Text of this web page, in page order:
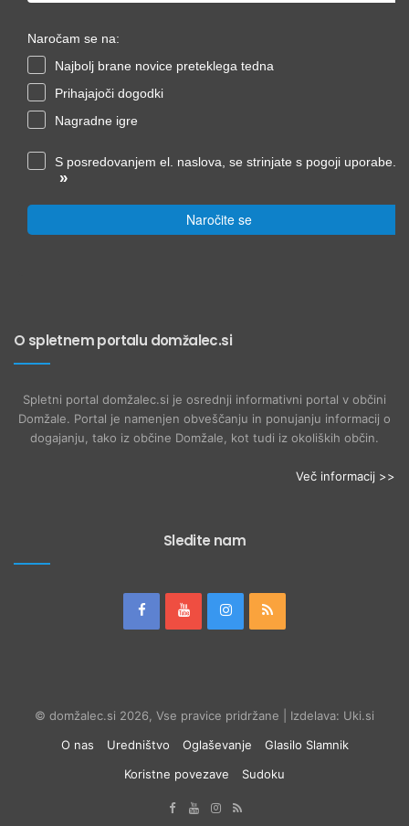
Naročam se na:
Najbolj brane novice preteklega tedna
Prihajajoči dogodki
Nagradne igre
S posredovanjem el. naslova, se strinjate s pogoji uporabe.
»
Naročite se
O spletnem portalu domžalec.si
Spletni portal domžalec.si je osrednji informativni portal v občini
Domžale. Portal je namenjen obveščanju in ponujanju informacij o
dogajanju, tako iz občine Domžale, kot tudi iz okoliških občin.
Več informacij >>
Sledite nam
© domžalec.si 2026, Vse pravice pridržane | Izdelava: Uki.si
O nas
Uredništvo Oglaševanje
Glasilo Slamnik
Koristne povezave
Sudoku